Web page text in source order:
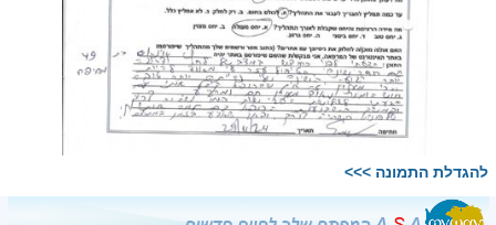
להגדלת התמונה >>>